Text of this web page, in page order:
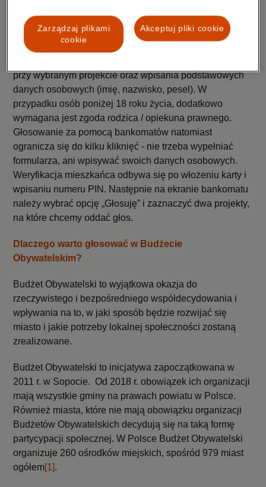
najbardziej im odpowiada i jest najbliżej ich miejsca
zamieszkania. Głosowanie na projekty w Ełckim
Budżecie Obywatelskim elektronicznie lub za pomocą
przy wybranym projekcie oraz wpisania podstawowych
danych osobowych (imię, nazwisko, pesel). W
przypadku osób poniżej 18 roku życia, dodatkowo
wymagana jest zgoda rodzica / opiekuna prawnego.
Głosowanie za pomocą bankomatów natomiast
ogranicza się do kilku kliknięć - nie trzeba wypełniać
formularza, ani wpisywać swoich danych osobowych.
Weryfikacja mieszkańca odbywa się po włożeniu karty i
wpisaniu numeru PIN. Następnie na ekranie bankomatu
należy wybrać opcję „Głosuję” i zaznaczyć dwa projekty,
na które chcemy oddać głos.
Dlaczego warto głosować w Budżecie
Obywatelskim?
Budżet Obywatelski to wyjątkowa okazja do
rzeczywistego i bezpośredniego współdecydowania i
wpływania na to, w jaki sposób będzie rozwijać się
miasto i jakie potrzeby lokalnej społeczności zostaną
zrealizowane.
Budżet Obywatelski to inicjatywa zapoczątkowana w
2011 r. w Sopocie. Od 2018 r. obowiązek ich organizacji
mają wszystkie gminy na prawach powiatu w Polsce.
Również miasta, które nie mają obowiązku organizacji
Budżetów Obywatelskich decydują się na taką formę
partycypacji społecznej. W Polsce Budżet Obywatelski
organizuje 260 ośrodków miejskich, spośród 979 miast
ogółem[1].
Akceptuj pliki cookie
Zarządzaj plikami
cookie